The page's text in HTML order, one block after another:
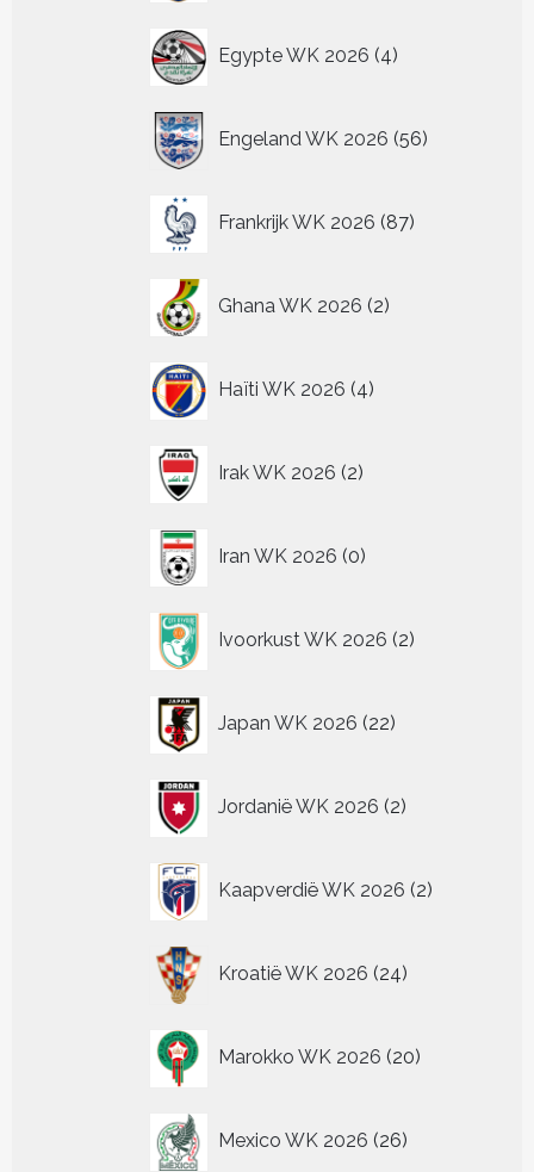
Egypte WK 2026 4
producten
Engeland WK 2026 56
producten
Frankrijk WK 2026 87
producten
Ghana WK 2026 2
producten
Haïti WK 2026 4
producten
Irak WK 2026 2
producten
Iran WK 2026 0
producten
Ivoorkust WK 2026 2
producten
Japan WK 2026 22
producten
Jordanië WK 2026 2
producten
Kaapverdië WK 2026 2
producten
Kroatië WK 2026 24
producten
Marokko WK 2026 20
producten
Mexico WK 2026 26
producten